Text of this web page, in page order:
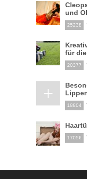
und
25238
für
20377
18804
17056